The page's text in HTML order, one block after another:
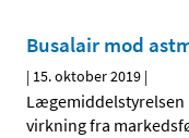
Busalair mod
| 15. oktober 2019 |
Lægemiddelstyrelsen
virkning fra